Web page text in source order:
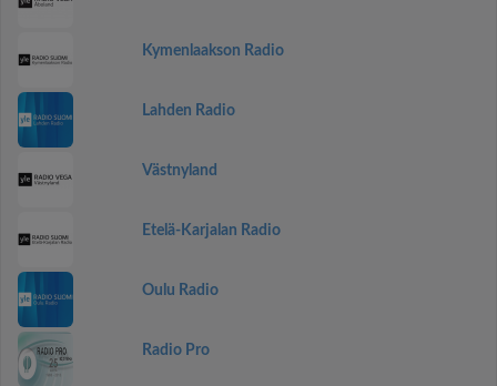
Kymenlaakson Radio
Lahden Radio
Västnyland
Etelä-Karjalan Radio
Oulu Radio
Radio Pro